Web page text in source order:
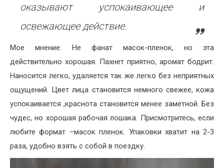
оказывают успокаивающее и
освежающее действие.
Мое мнение: Не фанат масок-пленок, но эта
действительно хорошая. Пахнет приятно, аромат бодрит.
Наносится легко, удаляется так же легко без неприятных
ощущений. Цвет лица становится немного свежее, кожа
успокаивается ,краснота становится менее заметной. Без
чудес, но хорошая рабочая лошака. Присмотритесь, если
любите формат –масок пленок. Упаковки хватит на 2-3
раза, удобно взять с собой в поездку.